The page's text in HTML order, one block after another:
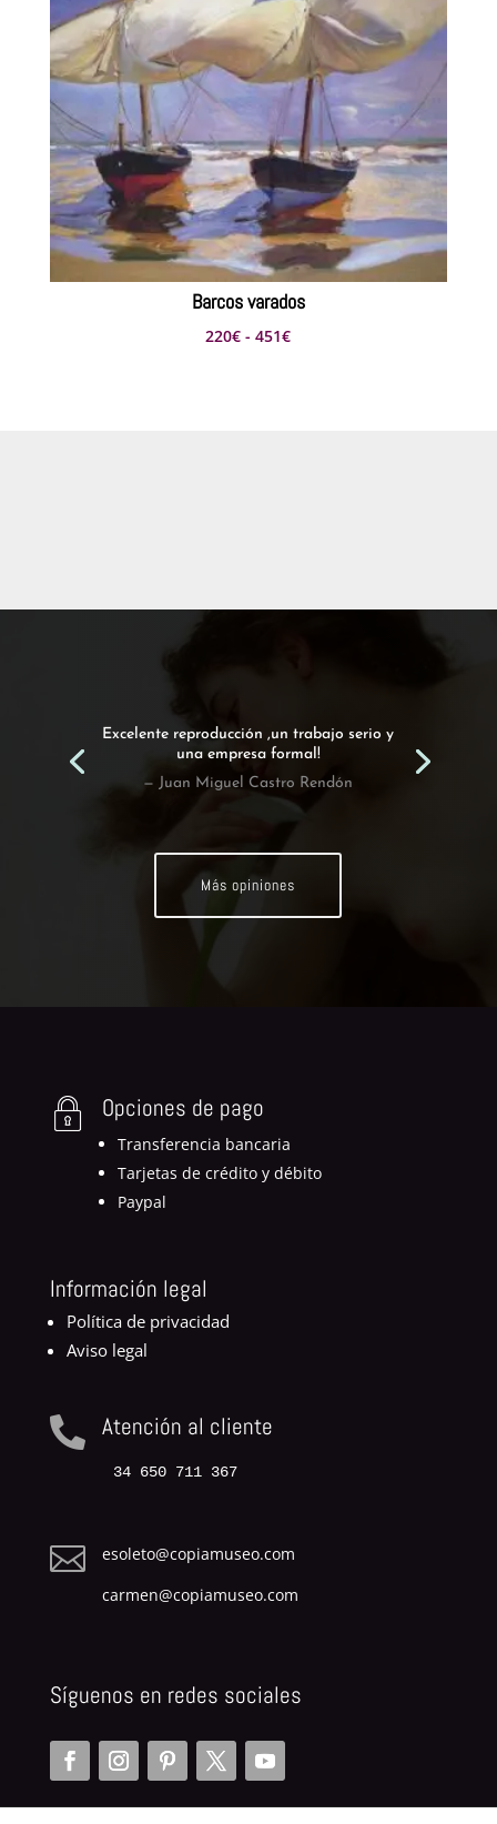
220€
hasta
352€
Barcos varados
220€ - 451€Rango
Excelente reproducción ,un trabajo serio y
una empresa formal!
— Juan Miguel Castro Rendón
Más opiniones
Opciones de pago
Transferencia bancaria
Tarjetas de crédito y débito
Paypal
Información legal
Política de privacidad
Aviso legal
 Atención al cliente
34 650 711 367

esoleto@copiamuseo.com
carmen@copiamuseo.com
Síguenos en redes sociales